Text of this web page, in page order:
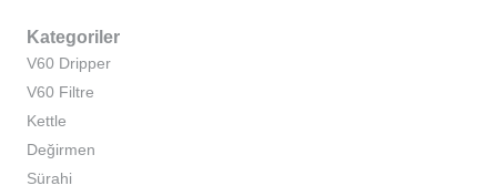
Kategoriler
V60 Dripper
V60 Filtre
Kettle
Değirmen
Sürahi